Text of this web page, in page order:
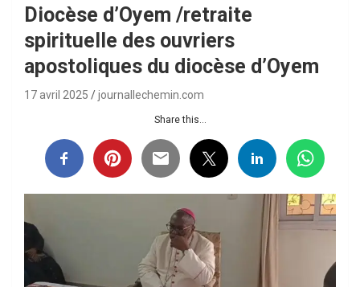
Diocèse d’Oyem /retraite
spirituelle des ouvriers
apostoliques du diocèse d’Oyem
17 avril 2025 journallechemin.com
Share this...